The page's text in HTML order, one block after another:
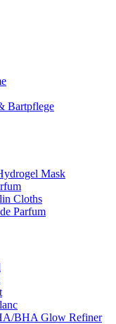
Bartpflege
Mask
Cloths
Parfum
BHA Glow Refiner